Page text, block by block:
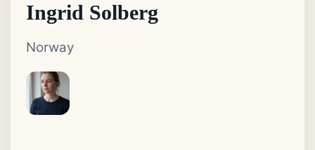
Ingrid Solberg
Norway